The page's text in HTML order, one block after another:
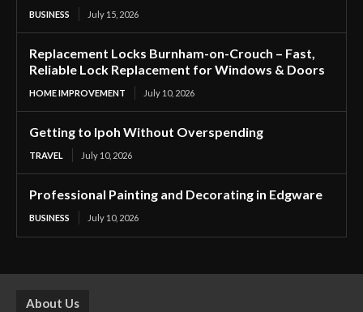
BUSINESS July 15, 2026
Replacement Locks Burnham-on-Crouch – Fast,
Reliable Lock Replacement for Windows & Doors
HOME IMPROVEMENT July 10, 2026
Getting to Ipoh Without Overspending
TRAVEL July 10, 2026
Professional Painting and Decorating in Edgware
BUSINESS July 10, 2026
About Us